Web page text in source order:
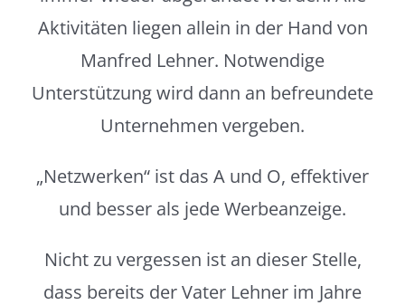
Aktivitäten liegen allein in der Hand von
Manfred Lehner. Notwendige
Unterstützung wird dann an befreundete
Unternehmen vergeben.
„Netzwerken“ ist das A und O, effektiver
und besser als jede Werbeanzeige.
Nicht zu vergessen ist an dieser Stelle,
dass bereits der Vater Lehner im Jahre